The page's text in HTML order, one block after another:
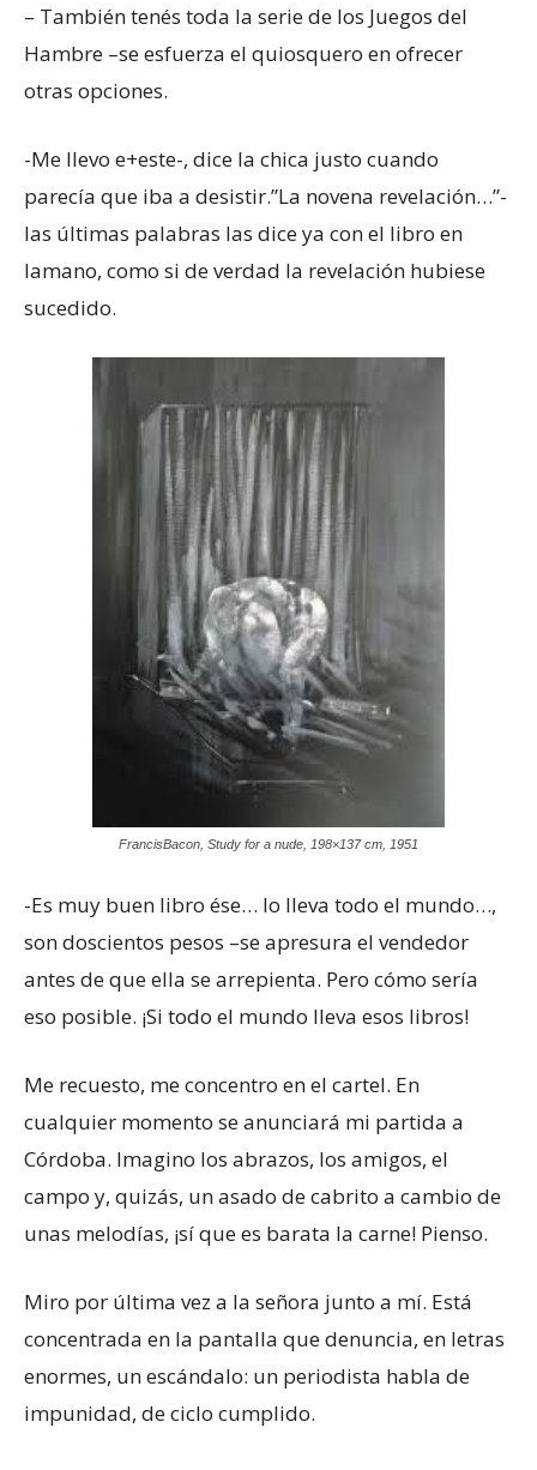
– También tenés toda la serie de los Juegos del
Hambre –se esfuerza el quiosquero en ofrecer
otras opciones.
-Me llevo e+este-, dice la chica justo cuando
parecía que iba a desistir.”La novena revelación…”-
las últimas palabras las dice ya con el libro en
lamano, como si de verdad la revelación hubiese
sucedido.
FrancisBacon, Study for a nude, 198×137 cm, 1951
-Es muy buen libro ése… lo lleva todo el mundo…,
son doscientos pesos –se apresura el vendedor
antes de que ella se arrepienta. Pero cómo sería
eso posible. ¡Si todo el mundo lleva esos libros!
Me recuesto, me concentro en el cartel. En
cualquier momento se anunciará mi partida a
Córdoba. Imagino los abrazos, los amigos, el
campo y, quizás, un asado de cabrito a cambio de
unas melodías, ¡sí que es barata la carne! Pienso.
Miro por última vez a la señora junto a mí. Está
concentrada en la pantalla que denuncia, en letras
enormes, un escándalo: un periodista habla de
impunidad, de ciclo cumplido.